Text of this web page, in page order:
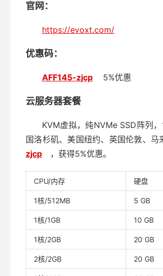
官网：
https://evoxt.com/
优惠码：
AFF145-zjcp 5%优惠
云服务器套餐
KVM虚拟，纯NVMe SSD阵列
国洛杉矶、美国纽约、英国伦敦、马
zjcp
，获得5%优惠。
CPU/内存 硬盘
1核/512MB 5 GB
1核/1GB 10 GB
1核/2GB 20 GB
2核/2GB 20 GB